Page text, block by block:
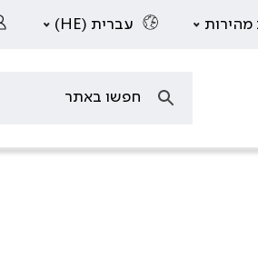
מהירות עברית (HE)